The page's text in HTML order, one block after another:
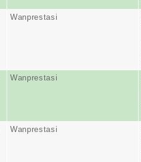
Wanprestasi
Wanprestasi
Wanprestasi